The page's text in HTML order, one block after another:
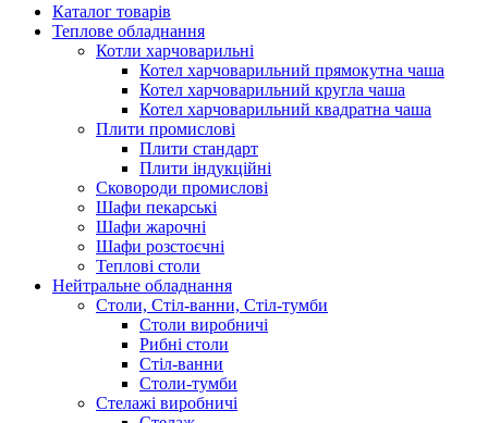
Каталог товарів
Теплове обладнання
Котли харчоварильні
Котел харчоварильний прямокутна чаша
Котел харчоварильний кругла чаша
Котел харчоварильний квадратна чаша
Плити промислові
Плити стандарт
Плити індукційні
Сковороди промислові
Шафи пекарські
Шафи жарочні
Шафи розстоєчні
Теплові столи
Нейтральне обладнання
Столи, Стіл-ванни, Стіл-тумби
Столи виробничі
Рибні столи
Стіл-ванни
Столи-тумби
Стелажі виробничі